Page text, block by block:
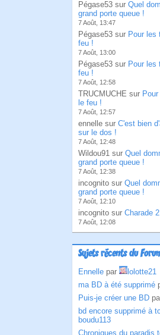
Pégase53 sur Quel
grand porte queue !
7 Août, 13:47
Pégase53 sur Pour les
feu !
7 Août, 13:00
Pégase53 sur Pour les
feu !
7 Août, 12:58
TRUCMUCHE sur
le feu !
7 Août, 12:57
ennelle sur C'est bien
sur le dos !
7 Août, 12:48
Wildou91 sur Quel
grand porte queue !
7 Août, 12:38
incognito sur Quel
grand porte queue !
7 Août, 12:10
incognito sur Charade
7 Août, 12:08
Sujets récents du
Ennelle par
lolotte21
ma BD à été supprimé
Puis-je créer une BD
bd encore supprimé à
boudu113
Chroniques du paradis